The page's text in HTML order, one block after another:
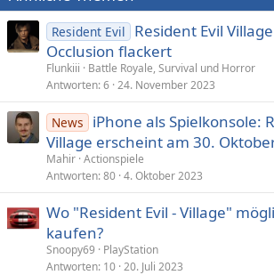
n
e
n
:
Resident Evil
Resident Evil
Occlusion flackert
Flunkiii
Battle Royale, Survival und Horror
Antworten 6 24. November 2023
News
iPhone als Spielkonsole:
Village erscheint am 30.
Mahir Actionspiele
Antworten 80 4. Oktober 2023
Wo "Resident Evil - Village"
kaufen?
Snoopy69
PlayStation
Antworten 10 20. Juli 2023